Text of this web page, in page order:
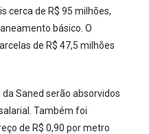
cerca de R$ 95 milhões,
básico. O
de R$ 47,5 milhões
Saned serão absorvidos
Também foi
de R$ 0,90 por metro